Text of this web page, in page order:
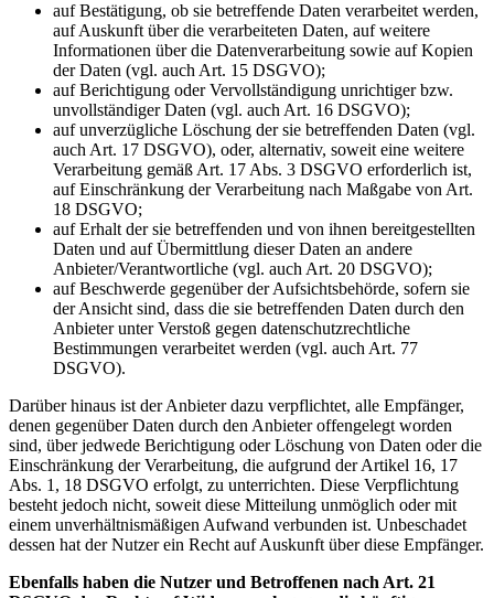
auf Bestätigung, ob sie betreffende Daten verarbeitet werden,
auf Auskunft über die verarbeiteten Daten, auf weitere
Informationen über die Datenverarbeitung sowie auf Kopien
der Daten (vgl. auch Art. 15 DSGVO);
auf Berichtigung oder Vervollständigung unrichtiger bzw.
unvollständiger Daten (vgl. auch Art. 16 DSGVO);
auf unverzügliche Löschung der sie betreffenden Daten (vgl.
auch Art. 17 DSGVO), oder, alternativ, soweit eine weitere
Verarbeitung gemäß Art. 17 Abs. 3 DSGVO erforderlich ist,
auf Einschränkung der Verarbeitung nach Maßgabe von Art.
18 DSGVO;
auf Erhalt der sie betreffenden und von ihnen bereitgestellten
Daten und auf Übermittlung dieser Daten an andere
Anbieter/Verantwortliche (vgl. auch Art. 20 DSGVO);
auf Beschwerde gegenüber der Aufsichtsbehörde, sofern sie
der Ansicht sind, dass die sie betreffenden Daten durch den
Anbieter unter Verstoß gegen datenschutzrechtliche
Bestimmungen verarbeitet werden (vgl. auch Art. 77
DSGVO).
Darüber hinaus ist der Anbieter dazu verpflichtet, alle Empfänger,
denen gegenüber Daten durch den Anbieter offengelegt worden
sind, über jedwede Berichtigung oder Löschung von Daten oder die
Einschränkung der Verarbeitung, die aufgrund der Artikel 16, 17
Abs. 1, 18 DSGVO erfolgt, zu unterrichten. Diese Verpflichtung
besteht jedoch nicht, soweit diese Mitteilung unmöglich oder mit
einem unverhältnismäßigen Aufwand verbunden ist. Unbeschadet
dessen hat der Nutzer ein Recht auf Auskunft über diese Empfänger.
Ebenfalls haben die Nutzer und Betroffenen nach Art. 21